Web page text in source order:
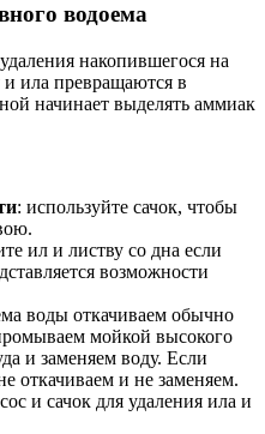
водоема
накопившегося на
и ила превращаются в
начинает выделять аммиак
: используйте сачок, чтобы
ил и листву со дна если
возможности
воды откачиваем обычно
мойкой высокого
и заменяем воду. Если
откачиваем и не заменяем.
и сачок для удаления ила и